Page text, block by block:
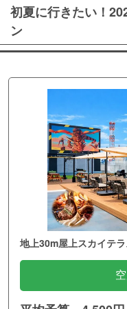
初夏に行きたい！
ン
地上30m屋上スカイテ